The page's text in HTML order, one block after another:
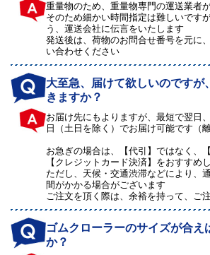
重量物のため、重量物専門の運送業者
そのため細かい時間指定は難しいです
う、運送会社に伝言をいたします
発送後は、荷物のお問合せ番号を元に
い合わせください
大至急、届けて欲しいのですが
きますか？
お届け先にもよりますが、最短で翌
日（土日を除く）でお届け可能です（
お急ぎの場合は、【代引】ではなく
【クレジットカード決済】をおすすめ
ただし、天候・交通渋滞などにより、
間がかかる場合がございます
ご注文を頂く際は、余裕を持って、ご
ゴムクローラーのサイズが合え
か？